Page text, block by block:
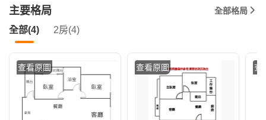
主要格局 全部格局
全部(4) 2房(4)
查看原圖 查看原圖 查